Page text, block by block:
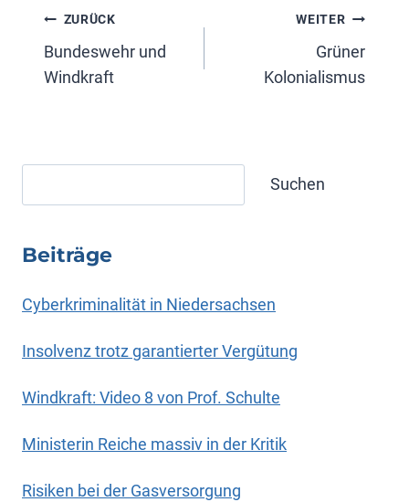
Beitragsnavigation
ZURÜCK
Bundeswehr und
Windkraft
WEITER
Grüner
Kolonialismus
Suchen
Beiträge
Cyberkriminalität in Niedersachsen
Insolvenz trotz garantierter Vergütung
Windkraft: Video 8 von Prof. Schulte
Ministerin Reiche massiv in der Kritik
Risiken bei der Gasversorgung